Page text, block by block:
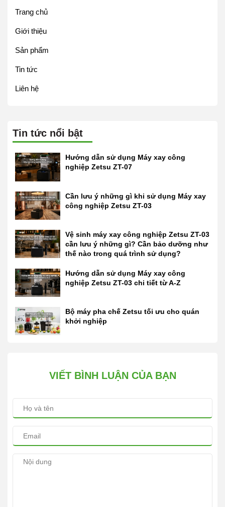
Trang chủ
Giới thiệu
Sản phẩm
Tin tức
Liên hệ
Tin tức nổi bật
Hướng dẫn sử dụng Máy xay công
nghiệp Zetsu ZT-07
Cần lưu ý những gì khi sử dụng Máy xay
công nghiệp Zetsu ZT-03
Vệ sinh máy xay công nghiệp Zetsu ZT-03
cần lưu ý những gì? Cần bảo dưỡng như
thế nào trong quá trình sử dụng?
Hướng dẫn sử dụng Máy xay công
nghiệp Zetsu ZT-03 chi tiết từ A-Z
Bộ máy pha chế Zetsu tối ưu cho quán
khởi nghiệp
VIẾT BÌNH LUẬN CỦA BẠN